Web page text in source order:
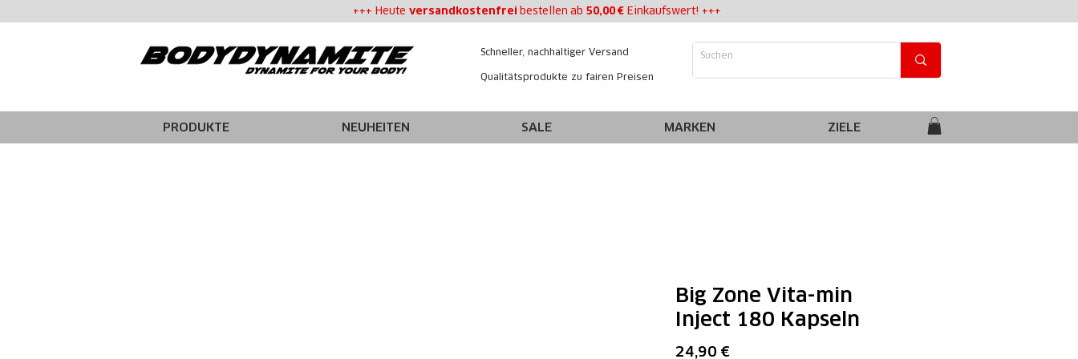
+++ Heute versandkostenfrei bestellen ab 50,00 € Einkaufswert! +++
Schneller, nachhaltiger Versand
Qualitätsprodukte zu fairen Preisen
PRODUKTE NEUHEITEN SALE MARKEN ZIELE
Big Zone Vita-min
Inject 180 Kapseln
24,90 €